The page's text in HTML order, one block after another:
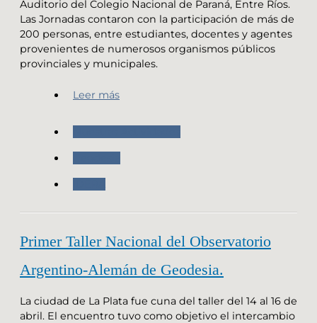
Auditorio del Colegio Nacional de Paraná, Entre Ríos.
Las Jornadas contaron con la participación de más de
200 personas, entre estudiantes, docentes y agentes
provenientes de numerosos organismos públicos
provinciales y municipales.
Leer más
Primer Taller Nacional del Observatorio
Argentino-Alemán de Geodesia.
La ciudad de La Plata fue cuna del taller del 14 al 16 de
abril. El encuentro tuvo como objetivo el intercambio